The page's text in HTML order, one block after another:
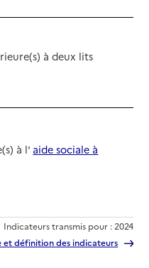
à deux lits
à l' aide sociale à
Indicateurs transmis pour : 2024
et définition des indicateurs